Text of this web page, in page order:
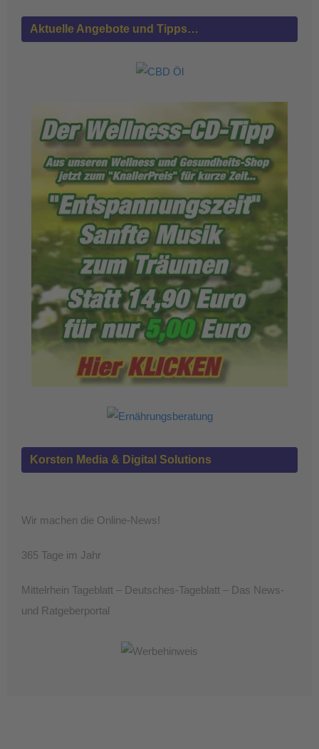
Aktuelle Angebote und Tipps…
Korsten Media & Digital Solutions
Wir machen die Online-News!
365 Tage im Jahr
Mittelrhein Tageblatt – Deutsches-Tageblatt – Das News-
und Ratgeberportal